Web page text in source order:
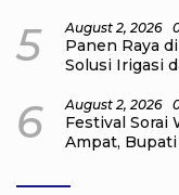
5 August 2, 2026
Panen Raya
Solusi Irigasi
6 August 2, 2026
Festival Sorai
Ampat,